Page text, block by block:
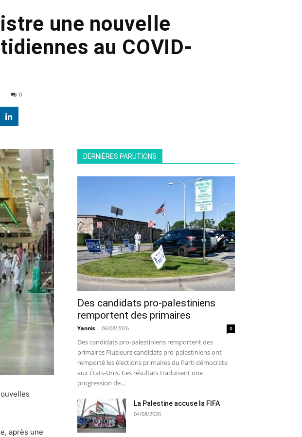
une nouvelle
au COVID-
0
après une
DERNIÈRES PARUTIONS
Des candidats pro-palestiniens
remportent des primaires
Yannis - 06/08/2026 0
Des candidats pro-palestiniens remportent des
primaires Plusieurs candidats pro-palestiniens ont
remporté les élections primaires du Parti démocrate
aux États-Unis. Ces résultats traduisent une
progression de...
La Palestine accuse la FIFA
04/08/2026